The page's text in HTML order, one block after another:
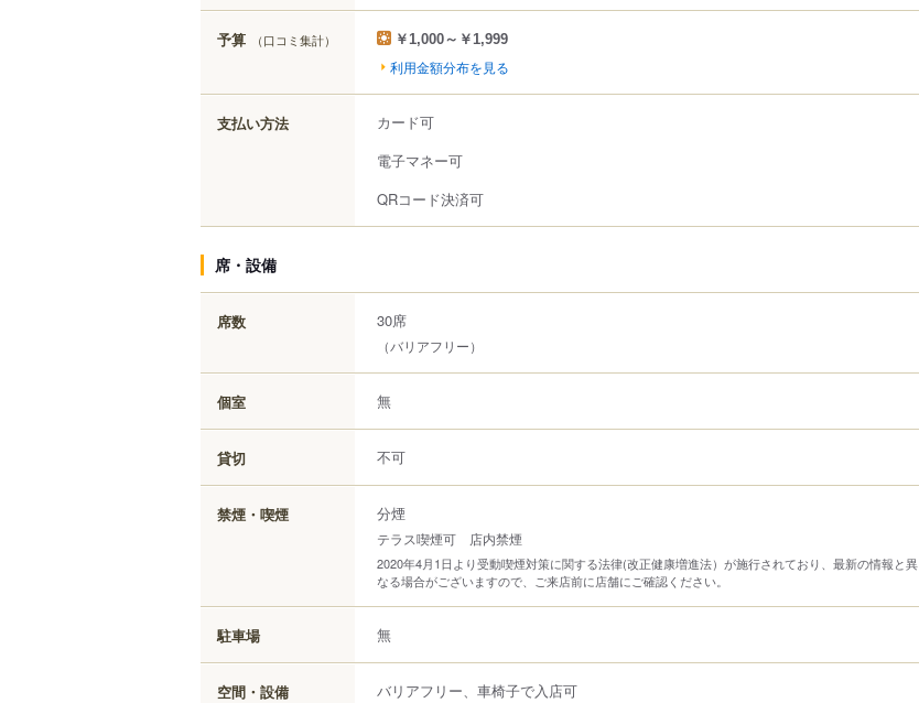
予算 （口コミ集計） ￥1,000～￥1,999
利用金額分布を見る
支払い方法
カード可
電子マネー可
QRコード決済可
席・設備
席数 30席
（バリアフリー）
個室 無
貸切 不可
禁煙・喫煙 分煙
テラス喫煙可 店内禁煙
2020年4月1日より受動喫煙対策に関する法律(改正健康増進法）が施行されており、最新の情報と異
なる場合がございますので、ご来店前に店舗にご確認ください。
駐車場 無
空間・設備 バリアフリー、車椅子で入店可